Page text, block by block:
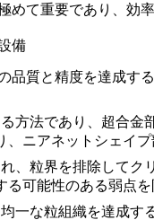
めて重要であり、効
備
品質と精度を達成
方法であり、超合金
ニアネットシェイ
、粒界を排除してク
可能性のある弱点
一な粒組織を達成す